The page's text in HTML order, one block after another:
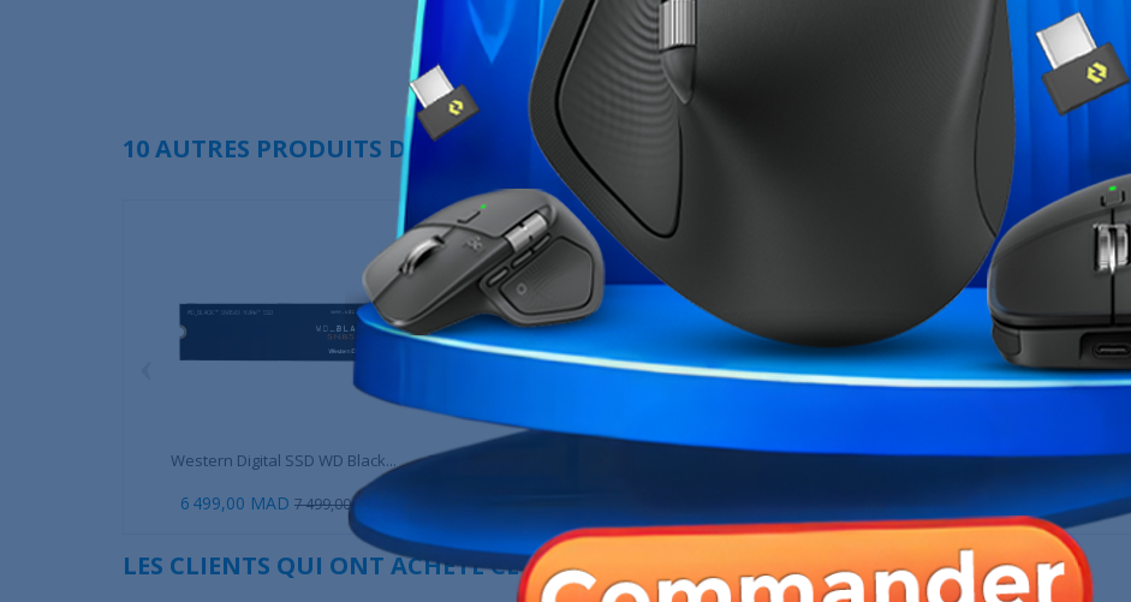
Références spécifiques
10 AUTRES PRODUITS DANS LA MÊME CATÉGORIE :
Western Digital SSD WD Black...
6 499,00 MAD 7 499,00 MAD
TeamGroup EX2 2.5" SSD 512GB Samsung SSD 980 PRO M.2 PCIe...
2 399,00 MAD
Crucial P310 1To 2280
999,00 MAD
LES CLIENTS QUI ONT ACHETÉ CE PRODUIT ONT ÉGALEMENT ACHETÉ :